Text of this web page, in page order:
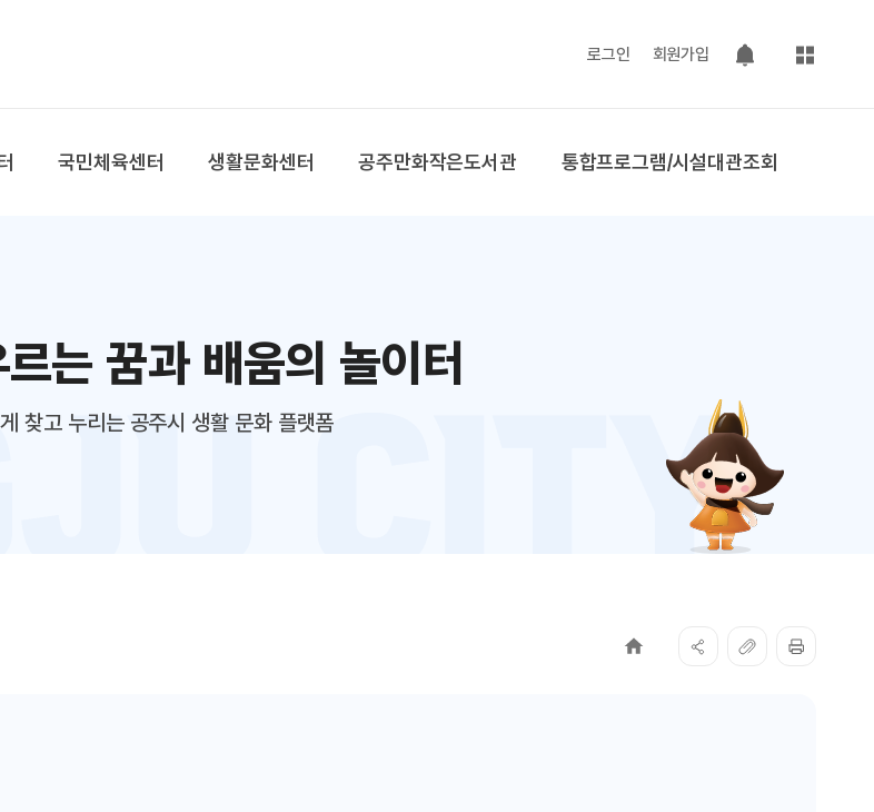
로그인 회원가입
팝업 열기
사이트맵
국민체육센터 생활문화센터 공주만화작은도서관 통합프로그램/시설대관조회
는 꿈과 배움의 놀이터
찾고 누리는 공주시 생활 문화 플랫폼